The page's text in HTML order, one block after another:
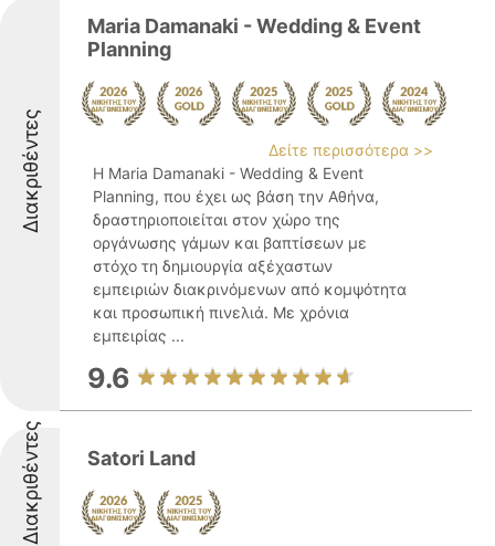
Διακριθέντες
Maria Damanaki - Wedding & Event
Planning
Δείτε περισσότερα >>
Η Maria Damanaki - Wedding & Event
Planning, που έχει ως βάση την Αθήνα,
δραστηριοποιείται στον χώρο της
οργάνωσης γάμων και βαπτίσεων με
στόχο τη δημιουργία αξέχαστων
εμπειριών διακρινόμενων από κομψότητα
και προσωπική πινελιά. Με χρόνια
εμπειρίας ...
9.6
Διακριθέντες Satori Land